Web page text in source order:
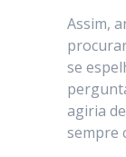
Assim,
se
agiria
sempre